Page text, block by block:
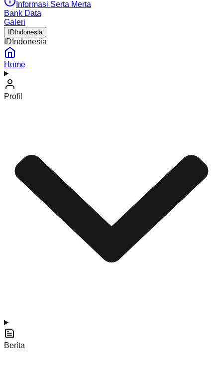
Informasi Serta Merta
Bank Data
Galeri
ID Indonesia
ID Indonesia
Home
Profil
Berita